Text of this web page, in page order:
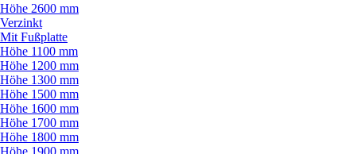
Höhe 2600 mm
Verzinkt
Mit Fußplatte
Höhe 1100 mm
Höhe 1200 mm
Höhe 1300 mm
Höhe 1500 mm
Höhe 1600 mm
Höhe 1700 mm
Höhe 1800 mm
Höhe 1900 mm